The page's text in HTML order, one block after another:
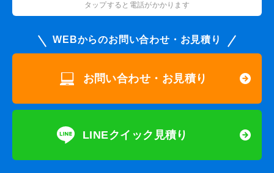
タップすると電話がかかります
WEBからのお問い合わせ・お見積り
お問い合わせ・お見積り
LINEクイック見積り